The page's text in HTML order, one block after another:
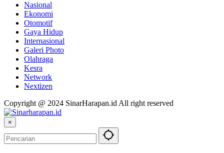
Nasional
Ekonomi
Otomotif
Gaya Hidup
Internasional
Galeri Photo
Olahraga
Kesra
Network
Nextizen
Copyright @ 2024 SinarHarapan.id All right reserved
×